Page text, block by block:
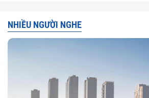
NHIỀU NGƯỜI NGHE